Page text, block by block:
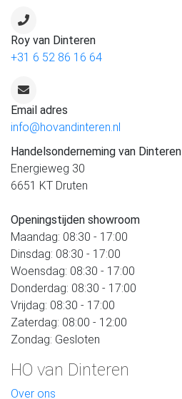
Roy van Dinteren
+31 6 52 86 16 64
Email adres
info@hovandinteren.nl
Handelsonderneming van Dinteren
Energieweg 30
6651 KT Druten
Openingstijden showroom
Maandag: 08:30 - 17:00
Dinsdag: 08:30 - 17:00
Woensdag: 08:30 - 17:00
Donderdag: 08:30 - 17:00
Vrijdag: 08:30 - 17:00
Zaterdag: 08:00 - 12:00
Zondag: Gesloten
HO van Dinteren
Over ons